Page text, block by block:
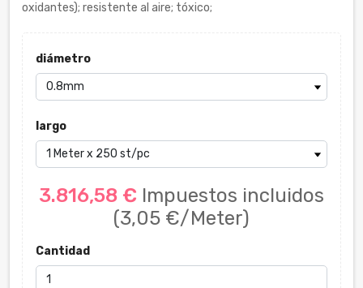
oxidantes); resistente al aire; tóxico;
diámetro
largo
3.816,58 € Impuestos incluidos
(3,05 €/Meter)
Cantidad